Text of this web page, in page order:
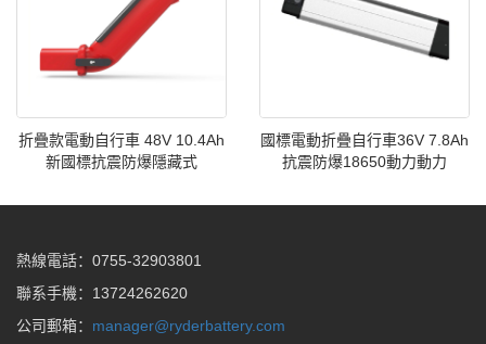
折疊款電動自行車 48V 10.4Ah
新國標抗震防爆隱藏式
國標電動折疊自行車36V 7.8Ah
抗震防爆18650動力動力
熱線電話：0755-32903801
聯系手機：13724262620
公司郵箱： manager@ryderbattery.com